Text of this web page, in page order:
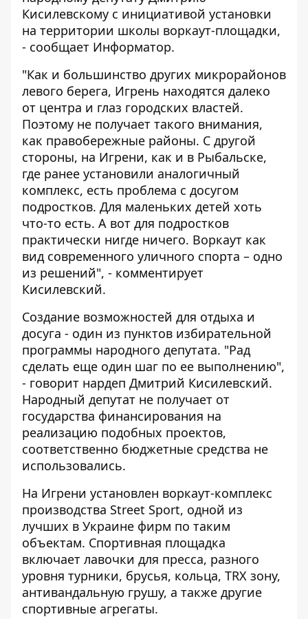
Кисилевскому с инициативой установки
на территории школы воркаут-площадки,
- сообщает Информатор.
"Как и большинство других микрорайонов
левого берега, Игрень находятся далеко
от центра и глаз городских властей.
Поэтому не получает такого внимания,
как правобережные районы. С другой
стороны, на Игрени, как и в Рыбальске,
где ранее установили аналогичный
комплекс, есть проблема с досугом
подростков. Для маленьких детей хоть
что-то есть. А вот для подростков
практически нигде ничего. Воркаут как
вид современного уличного спорта – одно
из решений", - комментирует
Кисилевский.
Создание возможностей для отдыха и
досуга - один из пунктов избирательной
программы народного депутата. "Рад
сделать еще один шаг по ее выполнению",
- говорит нардеп Дмитрий Кисилевский.
Народный депутат не получает от
государства финансирования на
реализацию подобных проектов,
соответственно бюджетные средства не
использовались.
На Игрени установлен воркаут-комплекс
производства Street Sport, одной из
лучших в Украине фирм по таким
объектам. Спортивная площадка
включает лавочки для пресса, разного
уровня турники, брусья, кольца, TRX зону,
антивандальную грушу, а также другие
спортивные агрегаты.